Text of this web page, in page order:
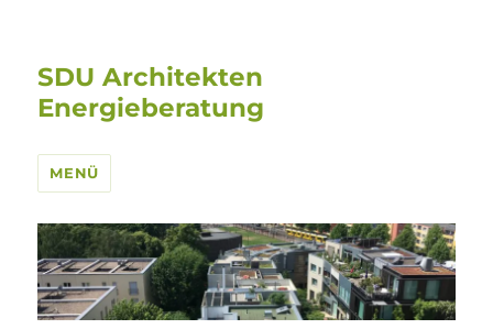
SDU Architekten
Energieberatung
MENÜ